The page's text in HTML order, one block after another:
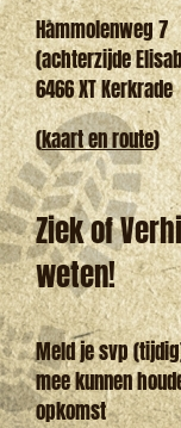
Hammolenweg 7
(achterzijde
6466 XT Kerkrade
(kaart en route)
Ziek of
weten!
Meld je svp
mee kunnen
opkomst